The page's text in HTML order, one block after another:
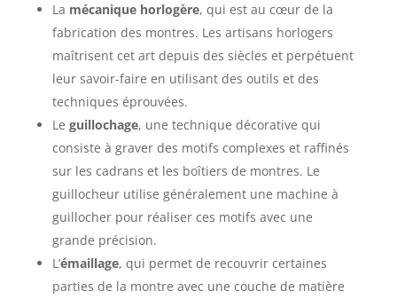
La mécanique horlogère, qui est au cœur de la
fabrication des montres. Les artisans horlogers
maîtrisent cet art depuis des siècles et perpétuent
leur savoir-faire en utilisant des outils et des
techniques éprouvées.
Le guillochage, une technique décorative qui
consiste à graver des motifs complexes et raffinés
sur les cadrans et les boîtiers de montres. Le
guillocheur utilise généralement une machine à
guillocher pour réaliser ces motifs avec une
grande précision.
L’émaillage, qui permet de recouvrir certaines
parties de la montre avec une couche de matière